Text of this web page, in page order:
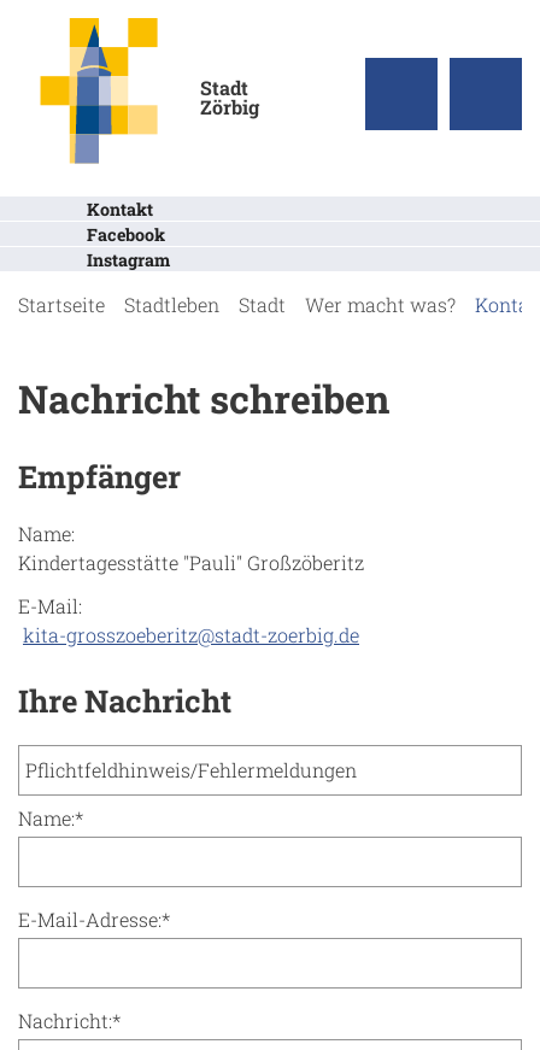
Stadt
Zörbig
Kontakt
Facebook
Instagram
Startseite Stadtleben Stadt Wer macht was?
Nachricht schreiben
Empfänger
Name:
Kindertagesstätte "Pauli" Großzöberitz
E-Mail:
kita-grosszoeberitz@stadt-zoerbig.de
Ihre Nachricht
Name:*
E-Mail-Adresse:*
Nachricht:*